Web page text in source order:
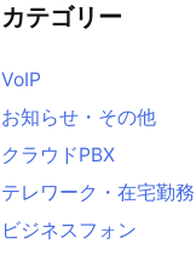
カテゴリー
VoIP
お知らせ・その他
クラウドPBX
テレワーク・在宅勤務
ビジネスフォン